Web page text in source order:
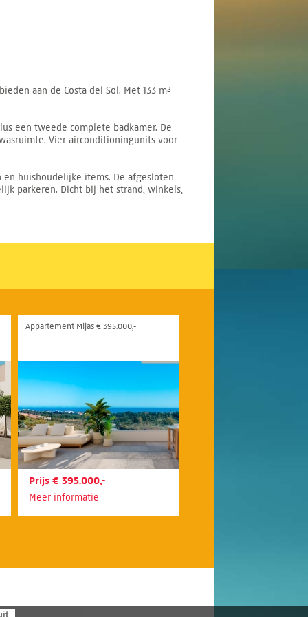
aan de Costa del Sol. Met 133 m²
een tweede complete badkamer. De
Vier airconditioningunits voor
huishoudelijke items. De afgesloten
parkeren. Dicht bij het strand, winkels,
Appartement Mijas € 395.000,-
Prijs € 395.000,-
Meer informatie